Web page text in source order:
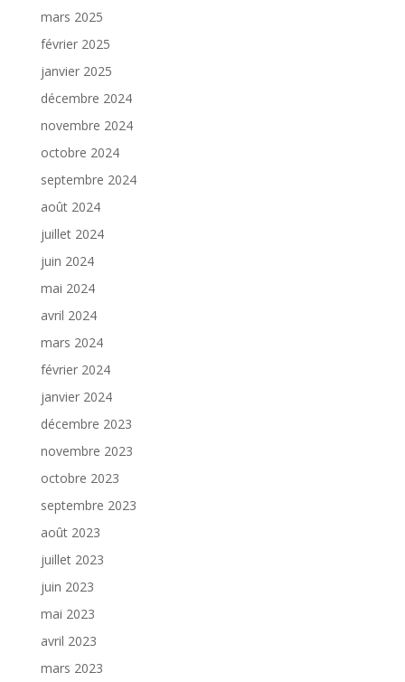
mars 2025
février 2025
janvier 2025
décembre 2024
novembre 2024
octobre 2024
septembre 2024
août 2024
juillet 2024
juin 2024
mai 2024
avril 2024
mars 2024
février 2024
janvier 2024
décembre 2023
novembre 2023
octobre 2023
septembre 2023
août 2023
juillet 2023
juin 2023
mai 2023
avril 2023
mars 2023